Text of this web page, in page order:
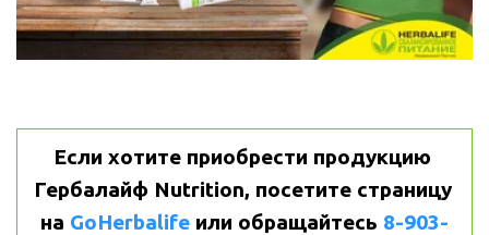
Если хотите приобрести продукцию
Гербалайф Nutrition, посетите страницу
на GoHerbalife или обращайтесь 8-903-